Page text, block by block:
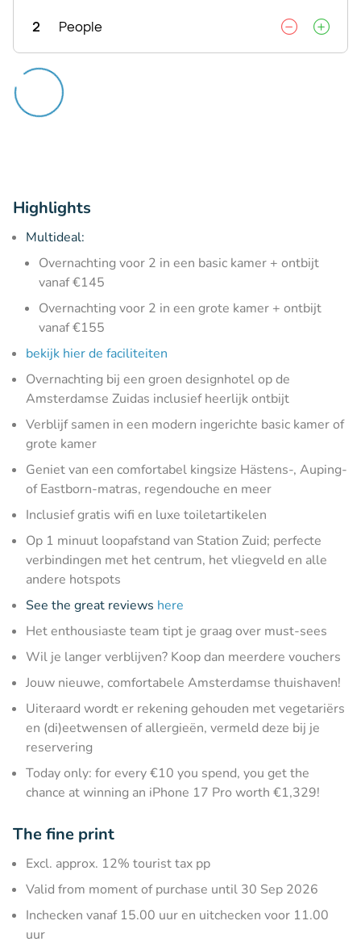
2 People
Highlights
Multideal:
Overnachting voor 2 in een basic kamer + ontbijt
vanaf €145
Overnachting voor 2 in een grote kamer + ontbijt
vanaf €155
bekijk hier de faciliteiten
Overnachting bij een groen designhotel op de
Amsterdamse Zuidas inclusief heerlijk ontbijt
Verblijf samen in een modern ingerichte basic kamer of
grote kamer
Geniet van een comfortabel kingsize Hästens-, Auping-
of Eastborn-matras, regendouche en meer
Inclusief gratis wifi en luxe toiletartikelen
Op 1 minuut loopafstand van Station Zuid; perfecte
verbindingen met het centrum, het vliegveld en alle
andere hotspots
See the great reviews here
Het enthousiaste team tipt je graag over must-sees
Wil je langer verblijven? Koop dan meerdere vouchers
Jouw nieuwe, comfortabele Amsterdamse thuishaven!
Uiteraard wordt er rekening gehouden met vegetariërs
en (di)eetwensen of allergieën, vermeld deze bij je
reservering
Today only: for every €10 you spend, you get the
chance at winning an iPhone 17 Pro worth €1,329!
The fine print
Excl. approx. 12% tourist tax pp
Valid from moment of purchase until 30 Sep 2026
Inchecken vanaf 15.00 uur en uitchecken voor 11.00
uur